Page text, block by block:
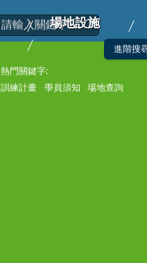
熱門關鍵字:
訓練計畫
學員須知 場地查詢
場地設施